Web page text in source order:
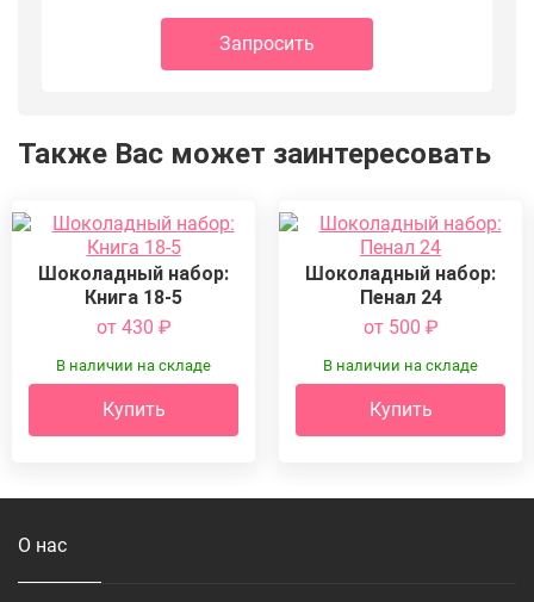
Запросить
Также Вас может заинтересовать
Шоколадный набор:
Книга 18-5
от 430 ₽
В наличии на складе
Купить
Шоколадный набор:
Пенал 24
от 500 ₽
В наличии на складе
Купить
О нас